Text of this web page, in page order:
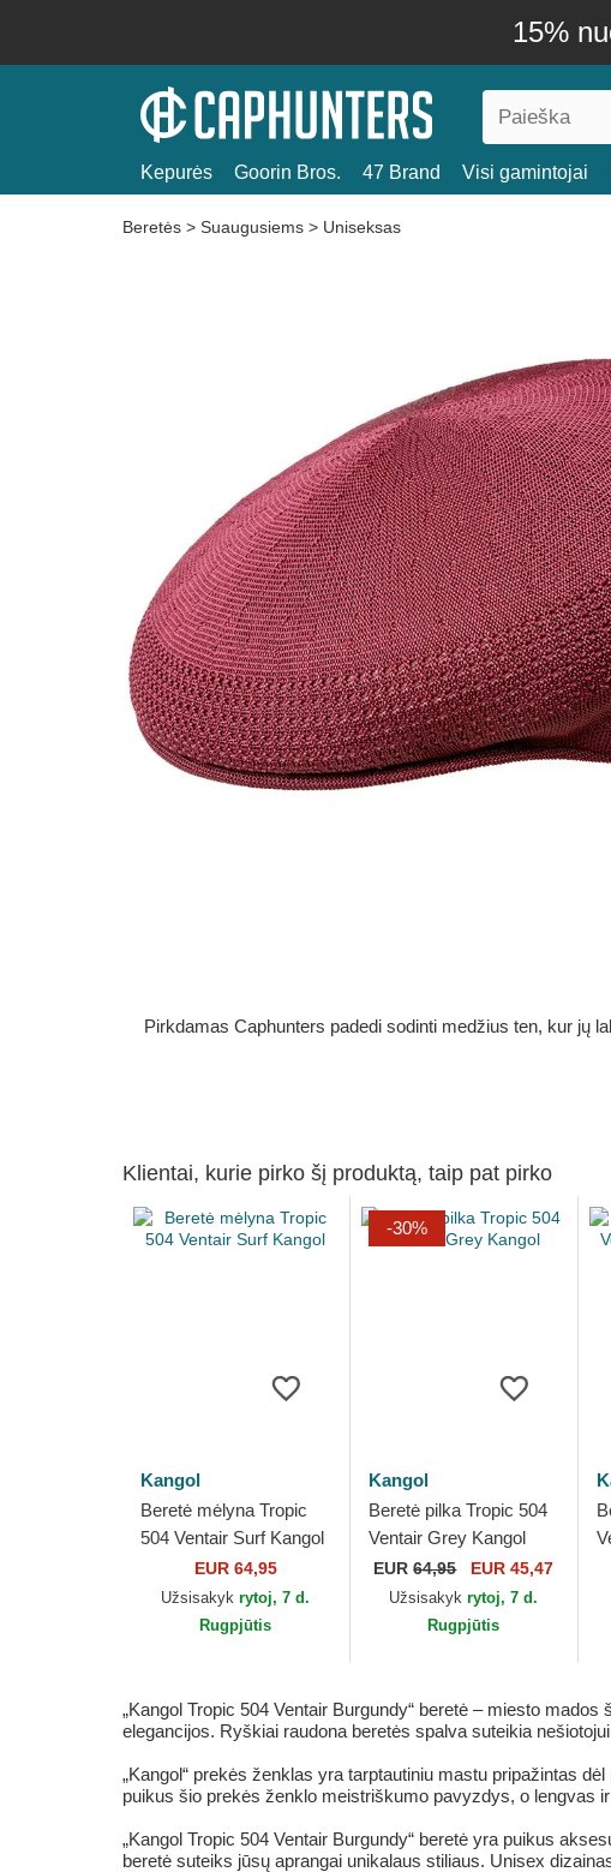
15%
Kepurės Goorin Bros. 47 Brand Visi gamintojai
Beretės > Suaugusiems > Uniseksas
Pirkdamas Caphunters padedi sodinti medžius ten, kur jų
Klientai, kurie pirko šį produktą, taip pat pirko
Kangol
Beretė mėlyna Tropic
504 Ventair Surf Kangol
EUR 64,95
Užsisakykrytoj, 7 d.
Rugpjūtis
-30%
Kangol
Beretė pilka Tropic 504
Ventair Grey Kangol
EUR64,95 EUR 45,47
Užsisakykrytoj, 7 d.
Rugpjūtis
„Kangol Tropic 504 Ventair Burgundy“ beretė – miesto
elegancijos. Ryškiai raudona beretės spalva suteikia
„Kangol“ prekės ženklas yra tarptautiniu mastu pripažintas
puikus šio prekės ženklo meistriškumo pavyzdys, o lengvas
„Kangol Tropic 504 Ventair Burgundy“ beretė yra puikus
beretė suteiks jūsų aprangai unikalaus stiliaus. Unisex